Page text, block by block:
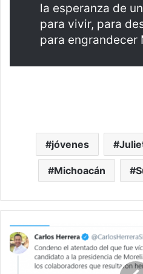
la esperanza de
para vivir, para
para engrandecer
jóvenes
Michoacán
#Morelia
Carlos
Herrera